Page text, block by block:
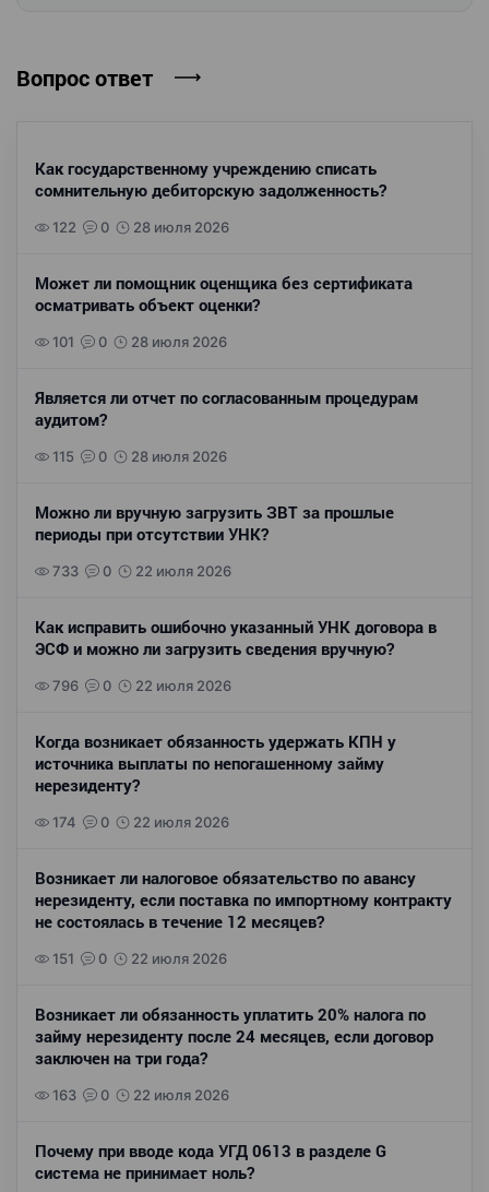
Вопрос ответ
Как государственному учреждению списать
сомнительную дебиторскую задолженность?
122 0 28 июля 2026
Может ли помощник оценщика без сертификата
осматривать объект оценки?
101 0 28 июля 2026
Является ли отчет по согласованным процедурам
аудитом?
115 0 28 июля 2026
Можно ли вручную загрузить ЗВТ за прошлые
периоды при отсутствии УНК?
733 0 22 июля 2026
Как исправить ошибочно указанный УНК договора в
ЭСФ и можно ли загрузить сведения вручную?
796 0 22 июля 2026
Когда возникает обязанность удержать КПН у
источника выплаты по непогашенному займу
нерезиденту?
174 0 22 июля 2026
Возникает ли налоговое обязательство по авансу
нерезиденту, если поставка по импортному контракту
не состоялась в течение 12 месяцев?
151 0 22 июля 2026
Возникает ли обязанность уплатить 20% налога по
займу нерезиденту после 24 месяцев, если договор
заключен на три года?
163 0 22 июля 2026
Почему при вводе кода УГД 0613 в разделе G
система не принимает ноль?